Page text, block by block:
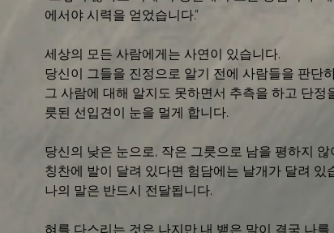
에서야 시력을 얻었습니다.”
세상의 모든 사람에게는 사연이 있습니다.
당신이 그들을 진정으로 알기 전에 사람들을 판단
그 사람에 대해 알지도 못하면서 추측을 하고 단
릇된 선입견이 눈을 멀게 합니다.
당신의 낮은 눈으로, 작은 그릇으로 남을 평하지 않
칭찬에 발이 달려 있다면 험담에는 날개가 달려 있
나의 말은 반드시 전달됩니다.
혀를 다스리는 것은 나지만 내 뱉은 말이 결국 나를